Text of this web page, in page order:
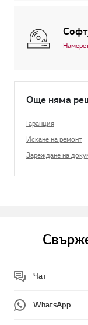
Още няма
Гаранция
Искане на ремонт
Зареждане на
Чат
WhatsApp